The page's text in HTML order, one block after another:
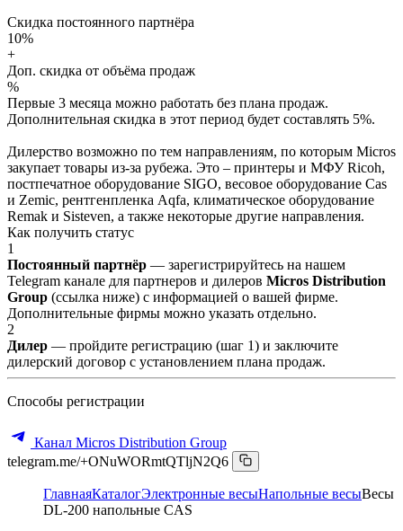
Скидка постоянного партнёра
10%
+
Доп. скидка от объёма продаж
%
Первые 3 месяца можно работать без плана продаж.
Дополнительная скидка в этот период будет составлять 5%.
Дилерство возможно по тем направлениям, по которым Micros
закупает товары из-за рубежа. Это – принтеры и МФУ Ricoh,
постпечатное оборудование SIGO, весовое оборудование Cas
и Zemic, рентгенпленка Aqfa, климатическое оборудование
Remak и Sisteven, а также некоторые другие направления.
Как получить статус
1
Постоянный партнёр — зарегистрируйтесь на нашем
Telegram канале для партнеров и дилеров Micros Distribution
Group (ссылка ниже) с информацией о вашей фирме.
Дополнительные фирмы можно указать отдельно.
2
Дилер — пройдите регистрацию (шаг 1) и заключите
дилерский договор с установлением плана продаж.
Способы регистрации
Канал Micros Distribution Group
telegram.me/+ONuWORmtQTljN2Q6
ГлавнаяКаталогЭлектронные весыНапольные весыВесы
DL-200 напольные CAS